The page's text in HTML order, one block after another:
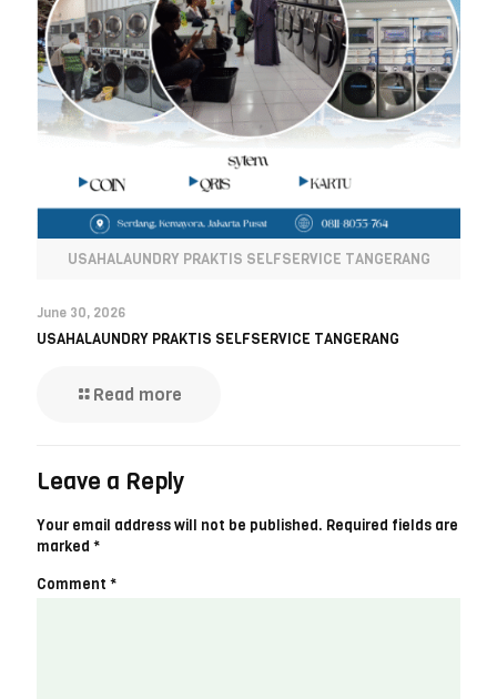
USAHALAUNDRY PRAKTIS SELFSERVICE TANGERANG
June 30, 2026
USAHALAUNDRY PRAKTIS SELFSERVICE TANGERANG
Read more
Leave a Reply
Your email address will not be published. Required fields are
marked *
Comment *